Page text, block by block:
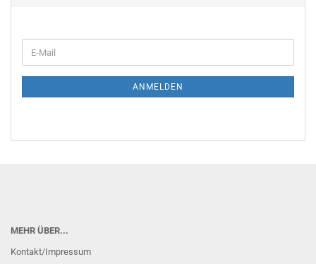
E-
Mail
ANMELDEN
MEHR ÜBER...
Kontakt/Impressum